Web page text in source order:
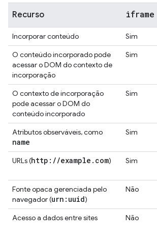
Recurso iframe
Incorporar conteúdo Sim
O conteúdo incorporado pode
acessar o DOM do contexto de
incorporação
Sim
O contexto de incorporação
pode acessar o DOM do
conteúdo incorporado
Sim
Atributos observáveis, como
name
Sim
URLs (http: //example . com) Sim
Fonte opaca gerenciada pelo
navegador (urn:uuid)
Não
Acesso a dados entre sites Não